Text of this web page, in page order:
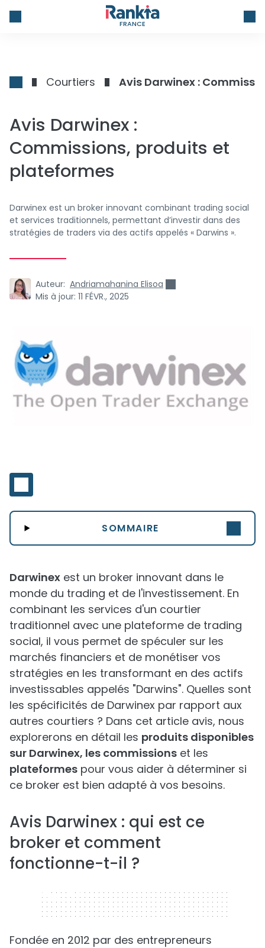
FRANCE
Courtiers Avis Darwinex :
Avis Darwinex :
Commissions, produits et
plateformes
Darwinex est un broker innovant combinant trading social
et services traditionnels, permettant d’investir dans des
stratégies de traders via des actifs appelés « Darwins ».
Auteur: Andriamahanina Elisoa
Mis à jour: 11 FÉVR., 2025
SOMMAIRE
Darwinex est un broker innovant dans le
monde du trading et de l'investissement. En
combinant les services d'un courtier
traditionnel avec une plateforme de trading
social, il vous permet de spéculer sur les
marchés financiers et de monétiser vos
stratégies en les transformant en des actifs
investissables appelés "Darwins". Quelles sont
les spécificités de Darwinex par rapport aux
autres courtiers ? Dans cet article avis, nous
explorerons en détail les produits disponibles
sur Darwinex, les commissions et les
plateformes pour vous aider à déterminer si
ce broker est bien adapté à vos besoins.
Avis Darwinex : qui est ce
broker et comment
fonctionne-t-il ?
320 x 50
Fondée en 2012 par des entrepreneurs